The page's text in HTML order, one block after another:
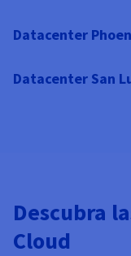
Datacenter
Datacenter San
Descubra
Cloud